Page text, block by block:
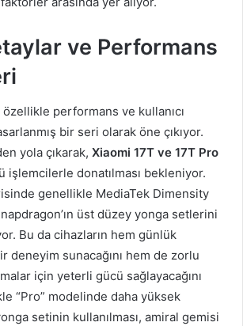
ve Performans
performans ve kullanıcı
bir seri olarak öne çıkıyor.
yola çıkarak, Xiaomi 17T ve 17T Pro
işlemcilerle donatılması bekleniyor.
genellikle MediaTek Dimensity
üst düzey yonga setlerini
Bu da cihazların hem günlük
deneyim sunacağını hem de zorlu
için yeterli gücü sağlayacağını
“Pro” modelinde daha yüksek
setinin kullanılması, amiral gemisi